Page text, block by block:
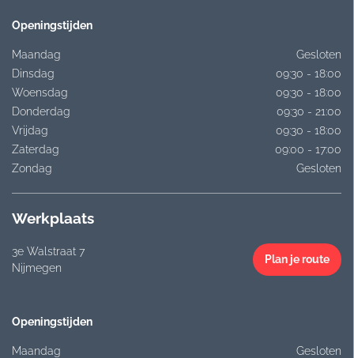
Openingstijden
Maandag
Gesloten
Dinsdag
09:30 - 18:00
Woensdag
09:30 - 18:00
Donderdag
09:30 - 21:00
Vrijdag
09:30 - 18:00
Zaterdag
09:00 - 17:00
Zondag
Gesloten
Werkplaats
3e Walstraat 7
Nijmegen
Plan je route
Openingstijden
Maandag
Gesloten